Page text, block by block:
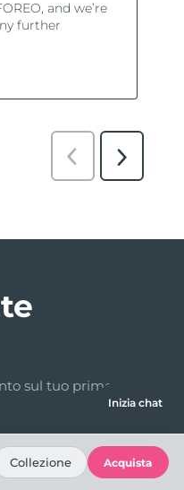
sul tuo primo
Inizia chat
Collezione Acquista